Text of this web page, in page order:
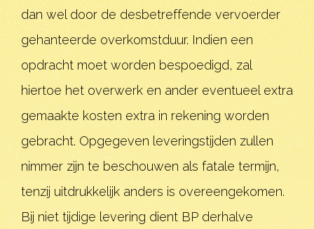
dan wel door de desbetreffende vervoerder
gehanteerde overkomstduur. Indien een
opdracht moet worden bespoedigd, zal
hiertoe het overwerk en ander eventueel extra
gemaakte kosten extra in rekening worden
gebracht. Opgegeven leveringstijden zullen
nimmer zijn te beschouwen als fatale termijn,
tenzij uitdrukkelijk anders is overeengekomen.
Bij niet tijdige levering dient BP derhalve